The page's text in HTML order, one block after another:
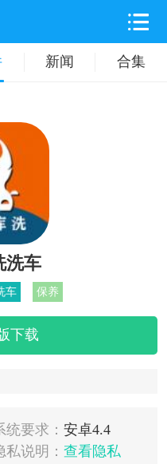
新闻 合集
旅游出行
时尚购物
洗车
车 保养
下载
统要求： 安卓4.4
私说明： 查看隐私